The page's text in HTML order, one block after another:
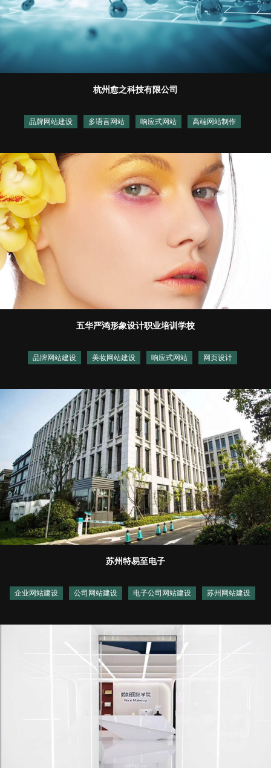
杭州愈之科技有限公司
品牌网站建设 多语言网站 响应式网站 高端网站制作
五华严鸿形象设计职业培训学校
品牌网站建设 美妆网站建设 响应式网站 网页设计
苏州特易至电子
企业网站建设 公司网站建设 电子公司网站建设 苏州网站建设